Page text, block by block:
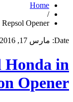
Home
/
Repsol Opener
Date: مارس 17, 2016
Honda in
Opener